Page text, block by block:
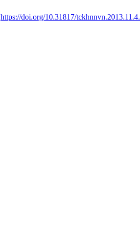
https://doi.org/10.31817/tckhnnvn.2013.11.4.